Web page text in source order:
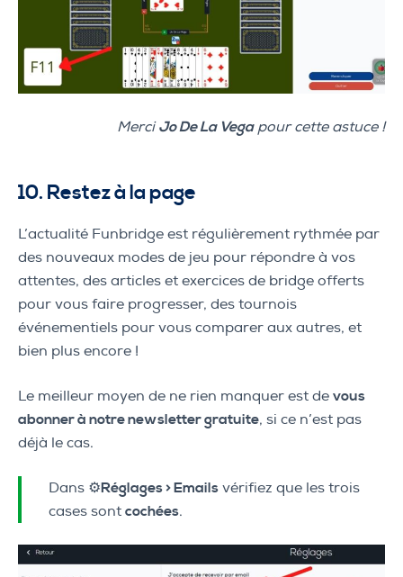
MerciJo De La Vegapour cette astuce !
10. Restez à la page
L’actualité Funbridge est régulièrement rythmée par
des nouveaux modes de jeu pour répondre à vos
attentes, des articles et exercices de bridge offerts
pour vous faire progresser, des tournois
événementiels pour vous comparer aux autres, et
bien plus encore !
Le meilleur moyen de ne rien manquer est de vous
abonner à notre newsletter gratuite, si ce n’est pas
déjà le cas.
Dans ⚙️Réglages > Emails vérifiez que les trois
cases sont cochées.